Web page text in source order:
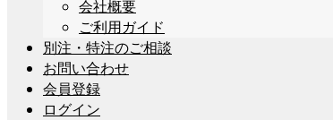
会社概要
ご利用ガイド
別注・特注のご相談
お問い合わせ
会員登録
ログイン